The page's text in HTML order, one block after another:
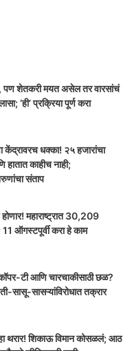
पण शेतकरी मयत असेल तर वारसांचं
‘ही’ प्रक्रिया पूर्ण करा
केंद्रावरच धक्का! २५ हजारांचा
काहीच नाही;
संताप
होणार! महाराष्ट्रात 30,209
11 ऑगस्टपूर्वी करा हे काम
कॉपर-टी आणि चारचाकीसाठी छळ?
सासू-सासऱ्यांविरोधात तक्रार
थरार! शिकाऊ विमान कोसळलं; आठ